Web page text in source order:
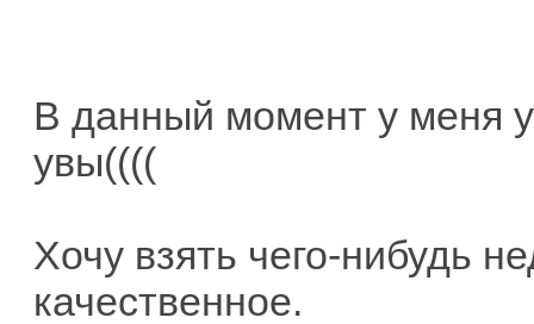
В данный момент у меня
увы((((
Хочу взять чего-нибудь
качественное.